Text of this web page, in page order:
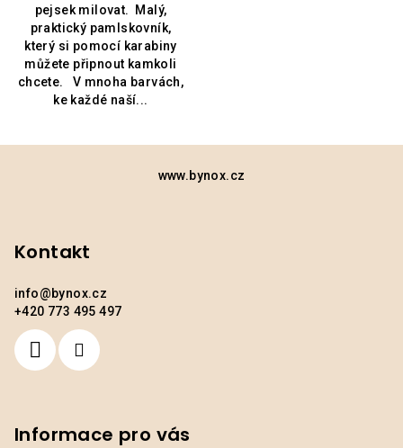
pejsek milovat. Malý,
praktický pamlskovník,
který si pomocí karabiny
můžete připnout kamkoli
chcete. V mnoha barvách,
ke každé naší...
www.bynox.cz
Kontakt
info@bynox.cz
+420 773 495 497
Informace pro vás